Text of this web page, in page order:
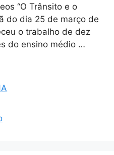
“O Trânsito e o
do dia 25 de março de
o trabalho de dez
do ensino médio …